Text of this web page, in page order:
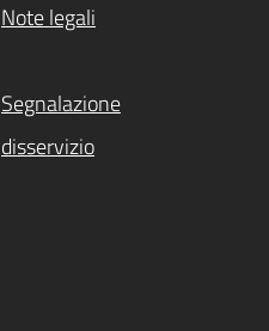
Note legali
Segnalazione
disservizio